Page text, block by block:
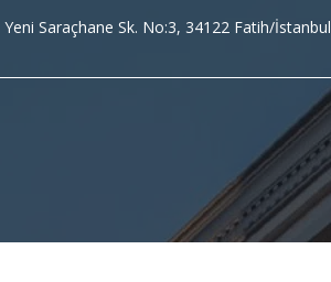
Saraçhane Sk. No:3, 34122 Fatih/İstanbul